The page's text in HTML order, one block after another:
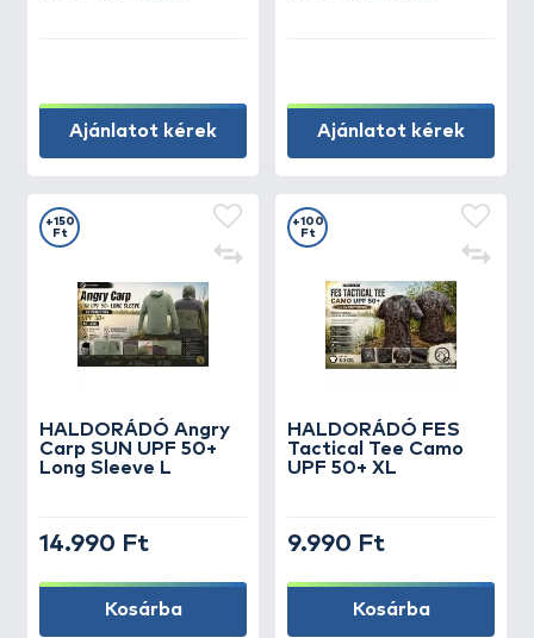
Ajánlatot kérek Ajánlatot kérek
HALDORÁDÓ Angry
Carp SUN UPF 50+
Long Sleeve L
+150
Ft
14.990 Ft
Kosárba
HALDORÁDÓ FES
Tactical Tee Camo
UPF 50+ XL
+100
Ft
9.990 Ft
Kosárba